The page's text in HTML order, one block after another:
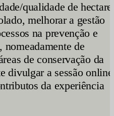
qualidade de
melhorar a gestão
na prevenção e
nomeadamente de
de conservação da
divulgar a sessão online
da experiência